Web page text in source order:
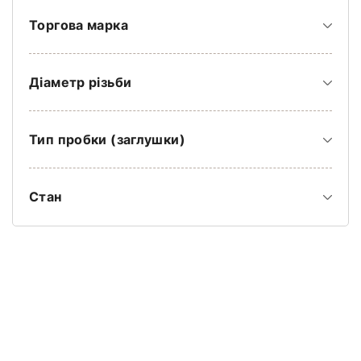
Торгова марка
Діаметр різьби
Тип пробки (заглушки)
Стан